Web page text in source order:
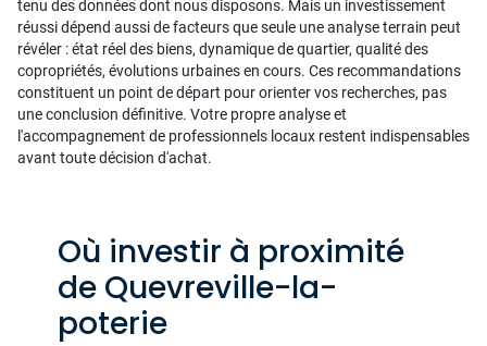
tenu des données dont nous disposons. Mais un investissement
réussi dépend aussi de facteurs que seule une analyse terrain peut
révéler : état réel des biens, dynamique de quartier, qualité des
copropriétés, évolutions urbaines en cours. Ces recommandations
constituent un point de départ pour orienter vos recherches, pas
une conclusion définitive. Votre propre analyse et
l'accompagnement de professionnels locaux restent indispensables
avant toute décision d'achat.
Où investir à proximité
de Quevreville-la-
poterie